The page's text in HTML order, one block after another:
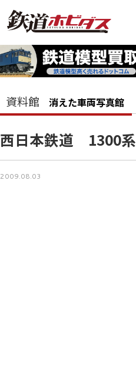
資料館 消えた車両写真館
西日本鉄道 1300系
2009.08.03